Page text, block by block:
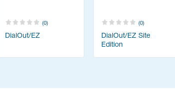
(0)
DialOut/EZ
(0)
DialOut/EZ Site
Edition